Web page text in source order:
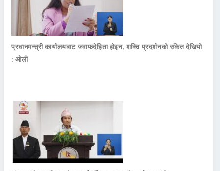
प्रधानमन्त्री कार्यालयबाट जवाफदेहिता होइन, शक्ति प्रदर्शनको संकेत देखियो
: ओली